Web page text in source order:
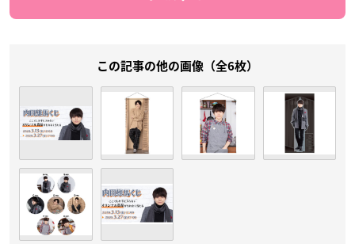
この記事の他の画像（全6枚）